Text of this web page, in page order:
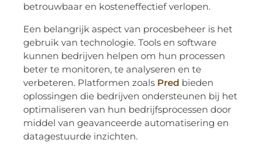
betrouwbaar en kosteneffectief verlopen.
Een belangrijk aspect van procesbeheer is het
gebruik van technologie. Tools en software
kunnen bedrijven helpen om hun processen
beter te monitoren, te analyseren en te
verbeteren. Platformen zoals Pred bieden
oplossingen die bedrijven ondersteunen bij het
optimaliseren van hun bedrijfsprocessen door
middel van geavanceerde automatisering en
datagestuurde inzichten.